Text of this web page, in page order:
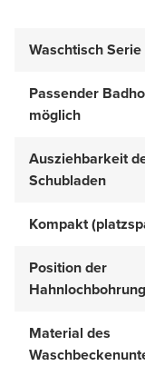
Waschtisch Serie
Passender
möglich
Ausziehbarkeit
Schubladen
Kompakt
Position der
Hahnlochbohrung
Material des